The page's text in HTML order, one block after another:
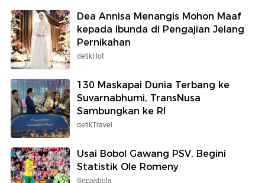
Dea Annisa Menangis Mohon Maaf
kepada Ibunda di Pengajian Jelang
Pernikahan
detikHot
130 Maskapai Dunia Terbang ke
Suvarnabhumi, TransNusa
Sambungkan ke RI
detikTravel
Usai Bobol Gawang PSV, Begini
Statistik Ole Romeny